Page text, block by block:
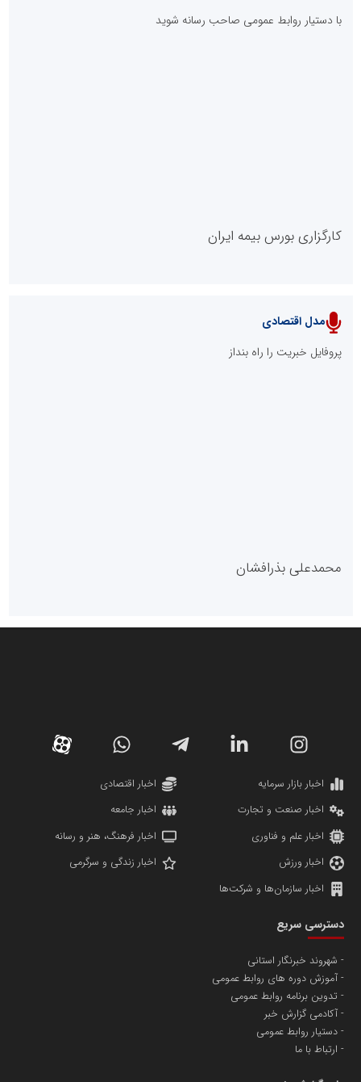
پایگاه خبری نهضت ملی مسکن
پایگاه خبری گفتمان یزد
دانشگاه سئوی ایران
پایگاه اطلاع رسانی اعتلای نهادهای مردمی
با دستیار روابط عمومی صاحب رسانه شوید
کارگزاری بورس بیمه ایران
تامین آهن اسفنجی تولیدکنندگان فولاد در کشور
مدل اقتصادی
پروفایل خبریت را راه بنداز
محمدعلی بذرافشان
مریم حاج نوروز نظری
مسعودصادقی
اخبار بازار سرمایه
اخبار اقتصادی
اخبار صنعت و تجارت
اخبار جامعه
اخبار علم و فناوری
اخبار فرهنگ، هنر و رسانه
اخبار ورزش
اخبار زندگی و سرگرمی
اخبار سازمان‌ها و شرکت‌ها
دسترسی سریع
شهروند خبرنگار استانی
آموزش دوره های روابط عمومی
تدوین برنامه روابط عمومی
آکادمی گزارش خبر
دستیار روابط عمومی
ارتباط با ما